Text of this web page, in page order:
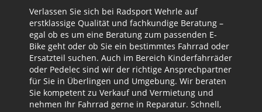
Verlassen Sie sich bei Radsport Wehrle auf
erstklassige Qualität und fachkundige Beratung –
egal ob es um eine Beratung zum passenden E-
Bike geht oder ob Sie ein bestimmtes Fahrrad oder
Ersatzteil suchen. Auch im Bereich Kinderfahrräder
oder Pedelec sind wir der richtige Ansprechpartner
für Sie in Überlingen und Umgebung. Wir beraten
Sie kompetent zu Verkauf und Vermietung und
nehmen Ihr Fahrrad gerne in Reparatur. Schnell,